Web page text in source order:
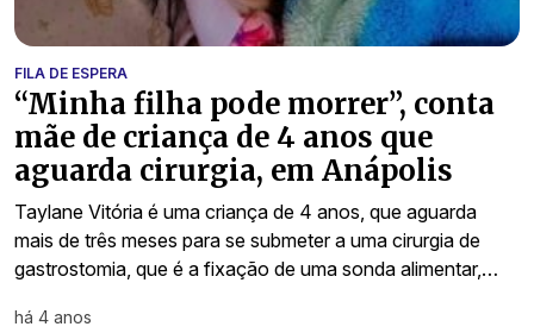
FILA DE ESPERA
“Minha filha pode morrer”, conta
mãe de criança de 4 anos que
aguarda cirurgia, em Anápolis
Taylane Vitória é uma criança de 4 anos, que aguarda
mais de três meses para se submeter a uma cirurgia de
gastrostomia, que é a fixação de uma sonda alimentar,…
há 4 anos